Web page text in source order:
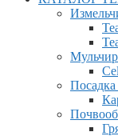
Посадка